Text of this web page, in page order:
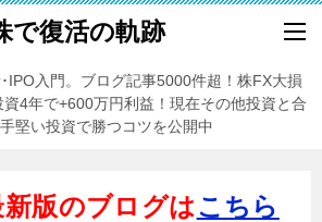
で復活の軌跡
IPO入門。ブログ記事5000件超！株FX大損
4年で+600万円利益！現在その他投資と合
堅い投資で勝つコツを公開中
版のブログはこちら